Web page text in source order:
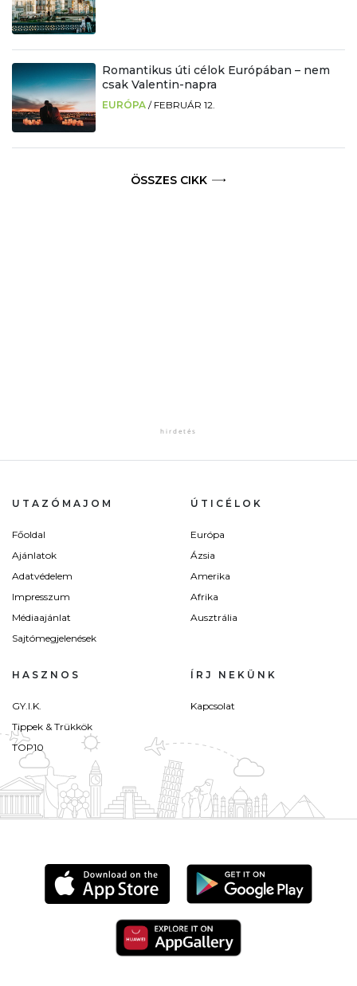
Romantikus úti célok Európában – nem
csak Valentin-napra
EURÓPA / FEBRUÁR 12.
ÖSSZES CIKK
UTAZÓMAJOM
Főoldal
Ajánlatok
Adatvédelem
Impresszum
Médiaajánlat
Sajtómegjelenések
ÚTICÉLOK
Európa
Ázsia
Amerika
Afrika
Ausztrália
HASZNOS
GY.I.K.
Tippek & Trükkök
TOP10
ÍRJ NEKÜNK
Kapcsolat